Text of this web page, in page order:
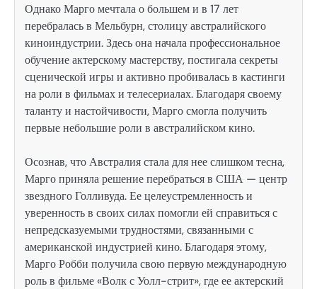
Однако Марго мечтала о большем и в 17 лет
перебралась в Мельбурн, столицу австралийского
киноиндустрии. Здесь она начала профессиональное
обучение актерскому мастерству, постигала секреты
сценической игры и активно пробивалась в кастинги
на роли в фильмах и телесериалах. Благодаря своему
таланту и настойчивости, Марго смогла получить
первые небольшие роли в австралийском кино.
Осознав, что Австралия стала для нее слишком тесна,
Марго приняла решение перебраться в США — центр
звездного Голливуда. Ее целеустремленность и
уверенность в своих силах помогли ей справиться с
непредсказуемыми трудностями, связанными с
американской индустрией кино. Благодаря этому,
Марго Робби получила свою первую международную
роль в фильме «Волк с Уолл-стрит», где ее актерский